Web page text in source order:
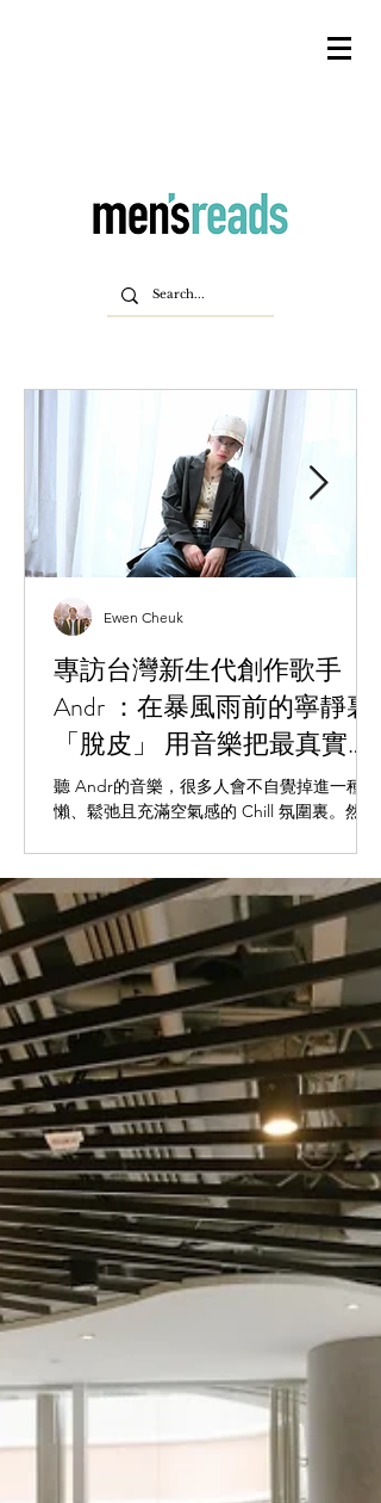
專訪台灣新生代創作歌手
Andr ：在暴風雨前的寧靜裏
「脫皮」 用音樂把最真實的
一面呈現
聽 Andr的音樂，很多人會不自覺掉進一種慵
懶、鬆弛且充滿空氣感的 Chill 氛圍裏。然
名，並登上 Clockenflap、SXSW 與 Summer
Sonic 舞台的台灣獨立新聲對坐聊起創作，才
會發現那股「鬆」的背後，其實包裹着極度
精密且誠實的自我拉扯。適逢亞洲巡演
「Shedding Skin」啟動與全新 Mini
Album《SKIN》發表，Andr 與我們聊起了
「脫皮」背後的質感：在暴風雨來臨前夕那
片怪異而迷人的寧靜之中，她選擇用音樂把
最真實的焦慮、偽裝與自白，一點一滴剝落
給這個世界。 每天微量剝落的皮屑：舞台重
量與高速蛻變 談起這次巡演與 Mini Album
的主題「脫皮」（Shedding Skin），或許不
少人會預期聽到某個充滿戲劇性、一夜之間
脫胎換骨的巨變故事。但 Andr 的回應卻極具
生活感與畫面感。過去這一年，她的足跡跨
越了各種規模的舞台，既有像 Clockenflap 這
樣氣勢磅礡的大型音樂節，也有極近距離、
能與歌迷面對面分享音樂點滴的小型
Livehouse。在她眼裏，不論舞台大小
Ewen Cheuk